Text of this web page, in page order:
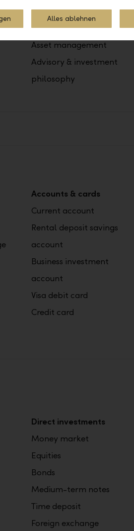
Advisory models
Investment advice
Asset management
Advisory & investment
philosophy
Accounts & cards
Current account
Rental deposit savings
account
Business investment
account
Visa debit card
Credit card
Direct investments
Money market
Equities
Bonds
Medium-term notes
Time deposit
Foreign exchange
Alles ablehnen